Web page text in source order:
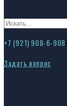
+7 (921) 908-6-908
Задать вопрос